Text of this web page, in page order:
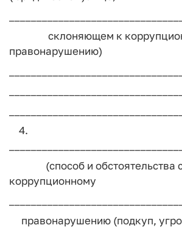
склоняющем к
правонарушению)
4.
(способ и обстоятельства
коррупционному
правонарушению (подкуп,